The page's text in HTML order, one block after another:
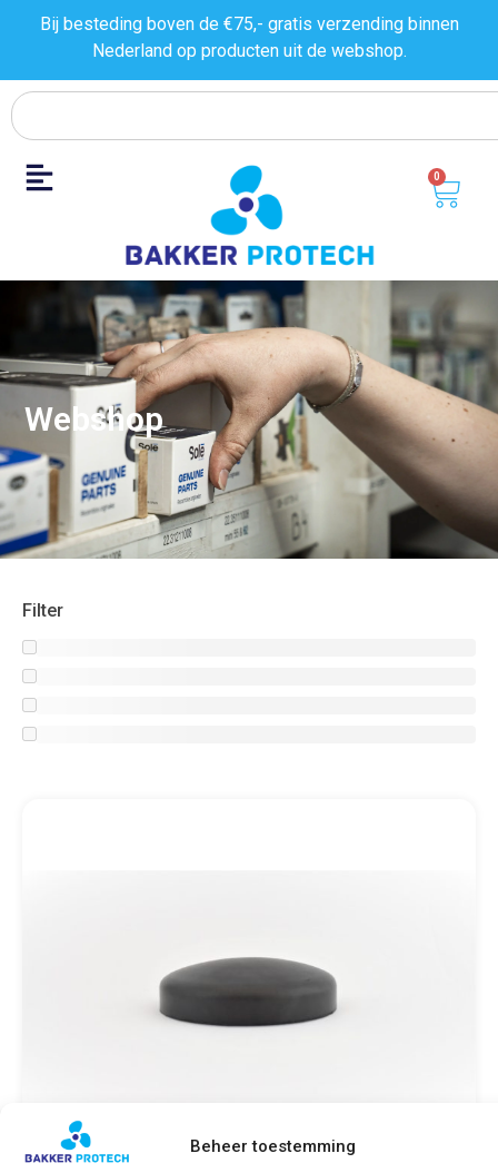
Beheer toestemming
Bij besteding boven de €75,- gratis verzending binnen
Nederland op producten uit de webshop.
0
Webshop
Filter